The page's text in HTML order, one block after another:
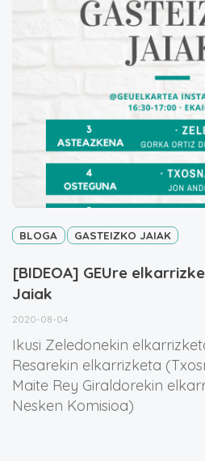
BLOGA GASTEIZKO JAIAK
[BIDEOA] GEUre
Jaiak
2020-08-04
Ikusi Zeledonekin
Resarekin elkarrizketa
Maite Rey Giraldorekin
Nesken Komisioa)